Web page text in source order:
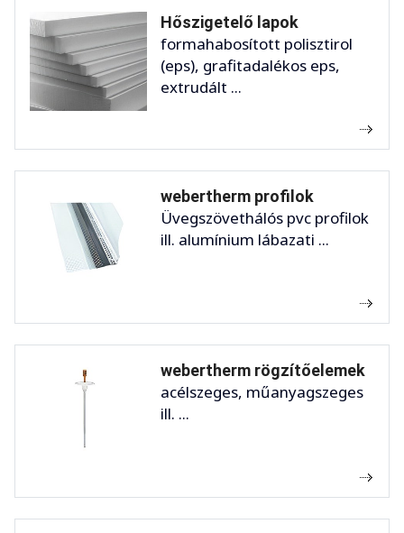
Hőszigetelő lapok
formahabosított polisztirol
(eps), grafitadalékos eps,
extrudált ...
webertherm profilok
Üvegszövethálós pvc profilok
ill. alumínium lábazati ...
webertherm rögzítőelemek
acélszeges, műanyagszeges
ill. ...